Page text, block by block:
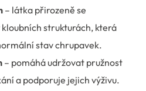
– látka přirozeně se
strukturách, která
stav chrupavek.
– pomáhá udržovat pružnost
a podporuje jejich výživu.